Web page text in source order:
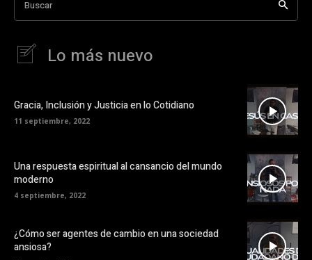
Buscar
Lo más nuevo
Gracia, Inclusión y Justicia en lo Cotidiano
11 septiembre, 2022
Una respuesta espiritual al cansancio del mundo
moderno
4 septiembre, 2022
¿Cómo ser agentes de cambio en una sociedad
ansiosa?